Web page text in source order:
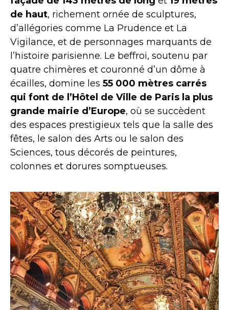
de haut, richement ornée de sculptures,
d’allégories comme La Prudence et La
Vigilance, et de personnages marquants de
l’histoire parisienne. Le beffroi, soutenu par
quatre chimères et couronné d’un dôme à
écailles, domine les 55 000 mètres carrés
qui font de l’Hôtel de Ville de Paris la plus
grande mairie d’Europe, où se succèdent
des espaces prestigieux tels que la salle des
fêtes, le salon des Arts ou le salon des
Sciences, tous décorés de peintures,
colonnes et dorures somptueuses.